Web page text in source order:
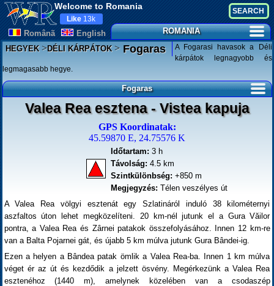
Welcome to Romania
Românã English
Like 13k
ROMANIA
HEGYEK>DÉLI KÁRPÁTOK>Fogaras
A Fogarasi havasok a Déli
kárpátok legnagyobb és
legmagasabb hegye.
Fogaras
Valea Rea esztena - Vistea kapuja
GPS Koordinatak:
45.59870 E, 24.75576 K
Időtartam: 3 h
Távolság: 4.5 km
Szintkülönbség: +850 m
Megjegyzés: Télen veszélyes út
A Valea Rea völgyi esztenát egy Szlatináról induló 38 kilométernyi
aszfaltos úton lehet megközelíteni. 20 km-nél jutunk el a Gura Văilor
pontra, a Valea Rea és Zârnei patakok összefolyásához. Innen 12 km-re
van a Balta Pojarnei gát, és újabb 5 km múlva jutunk Gura Bândei-ig.
Ezen a helyen a Bândea patak ömlik a Valea Rea-ba. Innen 1 km múlva
véget ér az út és kezdődik a jelzett ösvény. Megérkezünk a Valea Rea
esztenéhoz (1440 m), amelynek közelében van a csodaszép